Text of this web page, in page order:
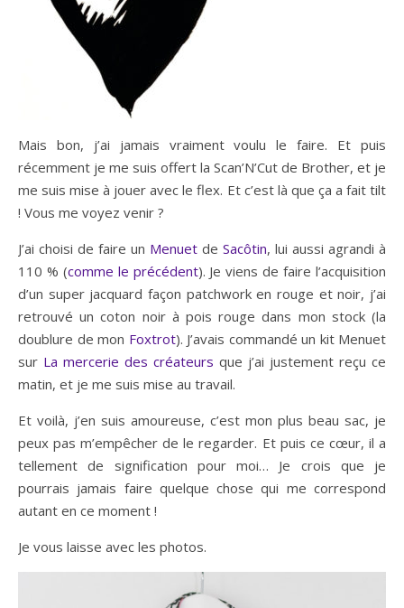
Mais bon, j’ai jamais vraiment voulu le faire. Et puis
récemment je me suis offert la Scan’N’Cut de Brother, et je
me suis mise à jouer avec le flex. Et c’est là que ça a fait tilt
! Vous me voyez venir ?
J’ai choisi de faire un Menuet de Sacôtin, lui aussi agrandi à
110 % (comme le précédent). Je viens de faire l’acquisition
d’un super jacquard façon patchwork en rouge et noir, j’ai
retrouvé un coton noir à pois rouge dans mon stock (la
doublure de mon Foxtrot). J’avais commandé un kit Menuet
sur La mercerie des créateurs que j’ai justement reçu ce
matin, et je me suis mise au travail.
Et voilà, j’en suis amoureuse, c’est mon plus beau sac, je
peux pas m’empêcher de le regarder. Et puis ce cœur, il a
tellement de signification pour moi… Je crois que je
pourrais jamais faire quelque chose qui me correspond
autant en ce moment !
Je vous laisse avec les photos.